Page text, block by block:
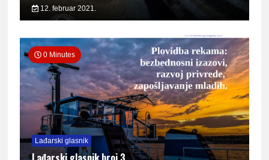
12. februar 2021.
0 Minutes
Lađarski glasnik